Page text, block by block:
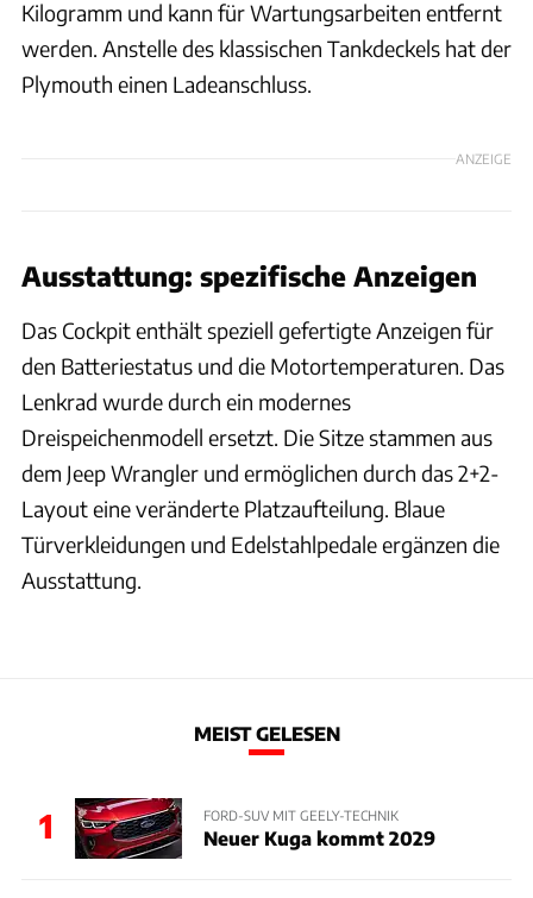
Kilogramm und kann für Wartungsarbeiten entfernt
werden. Anstelle des klassischen Tankdeckels hat der
Plymouth einen Ladeanschluss.
ANZEIGE
Ausstattung: spezifische Anzeigen
Das Cockpit enthält speziell gefertigte Anzeigen für
den Batteriestatus und die Motortemperaturen. Das
Lenkrad wurde durch ein modernes
Dreispeichenmodell ersetzt. Die Sitze stammen aus
dem Jeep Wrangler und ermöglichen durch das 2+2-
Layout eine veränderte Platzaufteilung. Blaue
Türverkleidungen und Edelstahlpedale ergänzen die
Ausstattung.
MEIST GELESEN
1 FORD-SUV MIT GEELY-TECHNIK
Neuer Kuga kommt 2029